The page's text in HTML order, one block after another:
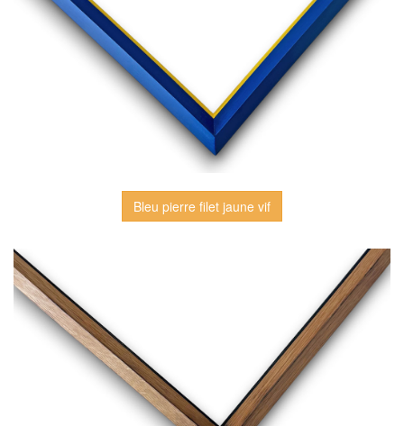
Bleu pierre filet jaune vif